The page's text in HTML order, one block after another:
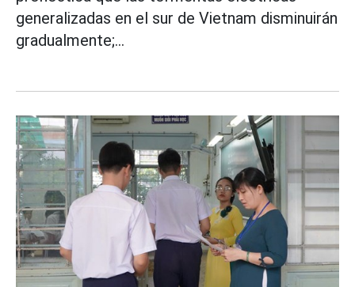
generalizadas en el sur de Vietnam disminuirán
gradualmente;...